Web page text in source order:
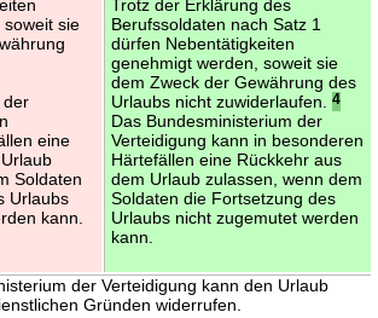
sie
der
eine
Soldaten
Urlaubs
kann.
Trotz der Erklärung des
Berufssoldaten nach Satz 1
dürfen Nebentätigkeiten
genehmigt werden, soweit sie
dem Zweck der Gewährung des
Urlaubs nicht zuwiderlaufen.
4
Das Bundesministerium der
Verteidigung kann in besonderen
Härtefällen eine Rückkehr aus
dem Urlaub zulassen, wenn dem
Soldaten die Fortsetzung des
Urlaubs nicht zugemutet werden
kann.
der Verteidigung kann den Urlaub
Gründen widerrufen.